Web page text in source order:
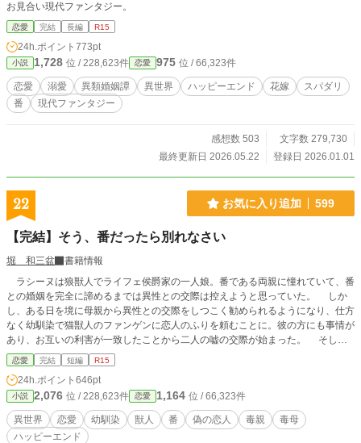
お見合い現代ファンタジー。
恋愛 完結 長編 R15
24h.ポイント 773pt
小説 1,728 位 / 228,623件 恋愛 975 位 / 66,323件
恋愛 溺愛 異類婚姻譚 異世界 ハッピーエンド 花嫁
スパダリ
番
現代ファンタジー
感想数 503
文字数 279,730
最終更新日 2026.05.22
登録日 2026.01.01
22 お気に入り追加 599
【完結】そう、番だったら別れなさい
堀 和三盆
書籍情報
ラシーヌは狼獣人でライフェ侯爵家の一人娘。番である両親に憧れていて、番
との婚姻を完全に諦めるまでは異性との交際は控えようと思っていた。 しか
し、ある日を境に母親から異性との交際をしつこく勧められるようになり、仕方
なく幼馴染で猫獣人のファンゲンに恋人のふりを頼むことに。彼の方にも事情が
あり、お互いの利害が一致したことから二人の嘘の交際が始まった。 そして
二人が成長すると、なんと偽の恋人役を頼んだ幼馴染のファンゲンから番の気配
を感じるようになり、幼馴染が大好きだったラシーヌは大喜び。早速母親に、
『お付き合いしている幼馴染のファンゲンが私の番かもしれない』――と報告す
るのだが。 「そう、番だったら別れなさい」 母親からの返答はラシーヌには
受け入れ難いものだった。 お母様どうして！？ 何で運命の番と別れなくて
はいけないの！？
恋愛 完結 短編 R15
24h.ポイント 646pt
小説 2,076 位 / 228,623件 恋愛 1,164 位 / 66,323件
異世界 恋愛 幼馴染 獣人 番 偽の恋人 毒親
毒母
ハッピーエンド